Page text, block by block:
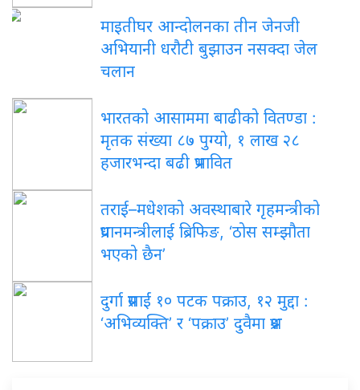
माइतीघर आन्दोलनका तीन जेनजी
अभियानी धरौटी बुझाउन नसक्दा जेल
चलान
भारतको आसाममा बाढीको वितण्डा :
मृतक संख्या ८७ पुग्यो, १ लाख २८
हजारभन्दा बढी प्रभावित
तराई–मधेशको अवस्थाबारे गृहमन्त्रीको
प्रधानमन्त्रीलाई ब्रिफिङ, ‘ठोस सम्झौता
भएको छैन’
दुर्गा प्रसाईं १० पटक पक्राउ, १२ मुद्दा :
‘अभिव्यक्ति’ र ‘पक्राउ’ दुवैमा प्रश्न